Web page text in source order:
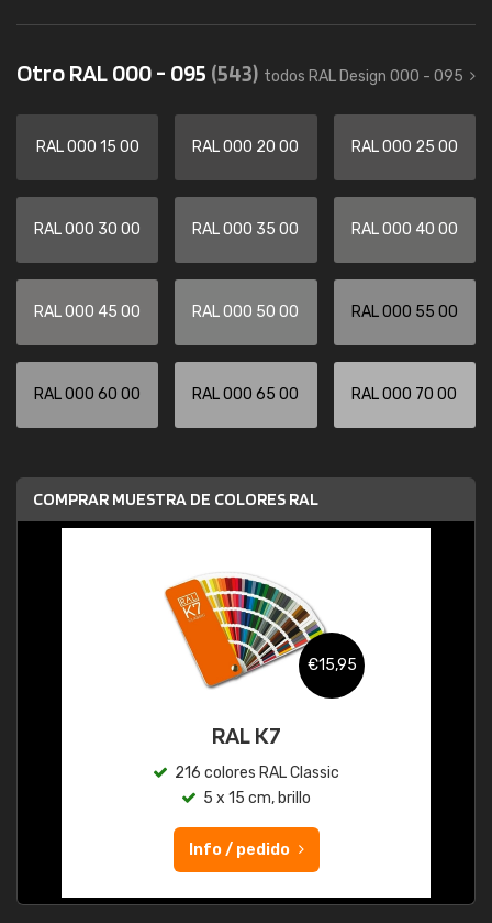
Otro RAL 000 - 095 (543) todos RAL Design 000 - 095
RAL 000 15 00 RAL 000 20 00 RAL 000 25 00
RAL 000 30 00 RAL 000 35 00 RAL 000 40 00
RAL 000 45 00 RAL 000 50 00 RAL 000 55 00
RAL 000 60 00 RAL 000 65 00 RAL 000 70 00
COMPRAR MUESTRA DE COLORES RAL
€15,95
RAL K7
216 colores RAL Classic
5 x 15 cm, brillo
Info / pedido